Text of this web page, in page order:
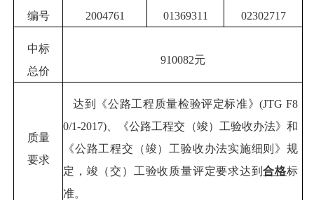
编号
2004761
01369311
02302717
中标
总价
910082元
质量
要求
达到《公路工程质量检验评定标准》(JTG F8
0/1-2017)、《公路工程交（竣）工验收办法》和
《公路工程交（竣）工验收办法实施细则》规
定，竣（交）工验收质量评定要求达到合格标
准。